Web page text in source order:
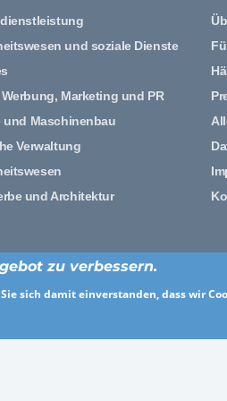
und soziale Dienste
Marketing und PR
und Maschinenbau
Verwaltung
und Architektur
© 2026
Design und Entwicklung von
zu verbessern.
sich damit einverstanden, dass wir